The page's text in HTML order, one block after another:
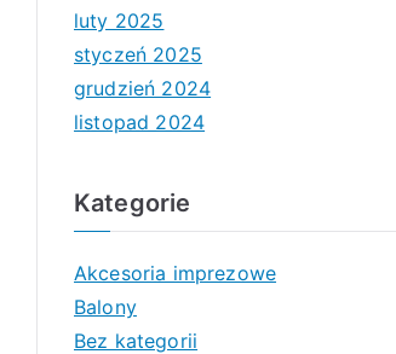
luty 2025
styczeń 2025
grudzień 2024
listopad 2024
Kategorie
Akcesoria imprezowe
Balony
Bez kategorii